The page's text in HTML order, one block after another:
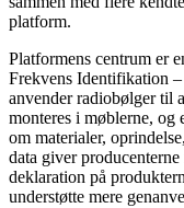
platform.
Platformens centrum er
Frekvens Identifikation
anvender radiobølger til
monteres i møblerne, og
om materialer,
data giver
deklaration på
understøtte mere